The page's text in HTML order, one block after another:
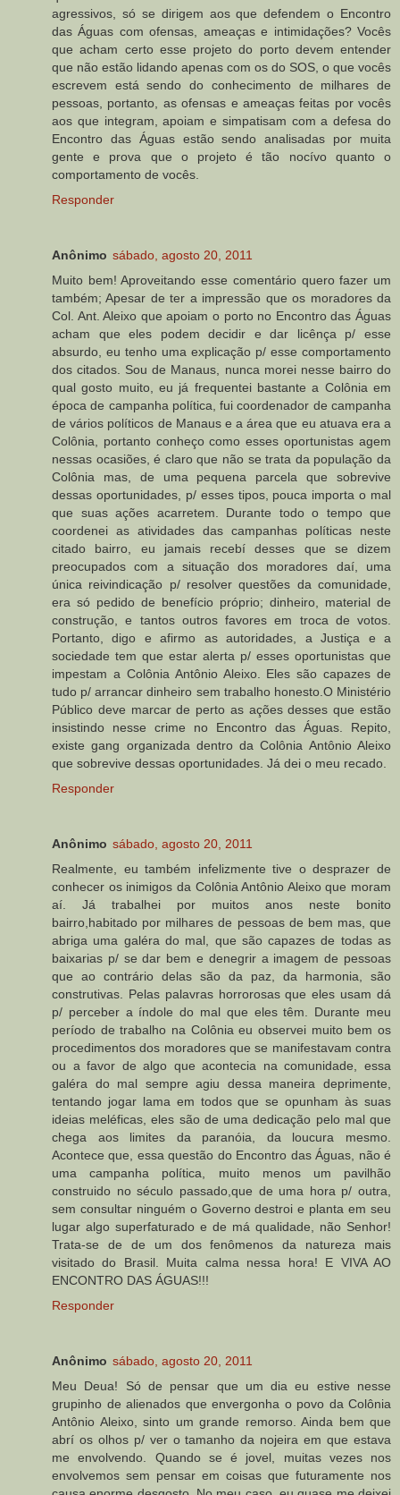
agressivos, só se dirigem aos que defendem o Encontro
das Águas com ofensas, ameaças e intimidações? Vocês
que acham certo esse projeto do porto devem entender
que não estão lidando apenas com os do SOS, o que vocês
escrevem está sendo do conhecimento de milhares de
pessoas, portanto, as ofensas e ameaças feitas por vocês
aos que integram, apoiam e simpatisam com a defesa do
Encontro das Águas estão sendo analisadas por muita
gente e prova que o projeto é tão nocívo quanto o
comportamento de vocês.
Responder
Anônimo sábado, agosto 20, 2011
Muito bem! Aproveitando esse comentário quero fazer um
também; Apesar de ter a impressão que os moradores da
Col. Ant. Aleixo que apoiam o porto no Encontro das Águas
acham que eles podem decidir e dar licênça p/ esse
absurdo, eu tenho uma explicação p/ esse comportamento
dos citados. Sou de Manaus, nunca morei nesse bairro do
qual gosto muito, eu já frequentei bastante a Colônia em
época de campanha política, fui coordenador de campanha
de vários políticos de Manaus e a área que eu atuava era a
Colônia, portanto conheço como esses oportunistas agem
nessas ocasiões, é claro que não se trata da população da
Colônia mas, de uma pequena parcela que sobrevive
dessas oportunidades, p/ esses tipos, pouca importa o mal
que suas ações acarretem. Durante todo o tempo que
coordenei as atividades das campanhas políticas neste
citado bairro, eu jamais recebí desses que se dizem
preocupados com a situação dos moradores daí, uma
única reivindicação p/ resolver questões da comunidade,
era só pedido de benefício próprio; dinheiro, material de
construção, e tantos outros favores em troca de votos.
Portanto, digo e afirmo as autoridades, a Justiça e a
sociedade tem que estar alerta p/ esses oportunistas que
impestam a Colônia Antônio Aleixo. Eles são capazes de
tudo p/ arrancar dinheiro sem trabalho honesto.O Ministério
Público deve marcar de perto as ações desses que estão
insistindo nesse crime no Encontro das Águas. Repito,
existe gang organizada dentro da Colônia Antônio Aleixo
que sobrevive dessas oportunidades. Já dei o meu recado.
Responder
Anônimo sábado, agosto 20, 2011
Realmente, eu também infelizmente tive o desprazer de
conhecer os inimigos da Colônia Antônio Aleixo que moram
aí. Já trabalhei por muitos anos neste bonito
bairro,habitado por milhares de pessoas de bem mas, que
abriga uma galéra do mal, que são capazes de todas as
baixarias p/ se dar bem e denegrir a imagem de pessoas
que ao contrário delas são da paz, da harmonia, são
construtivas. Pelas palavras horrorosas que eles usam dá
p/ perceber a índole do mal que eles têm. Durante meu
período de trabalho na Colônia eu observei muito bem os
procedimentos dos moradores que se manifestavam contra
ou a favor de algo que acontecia na comunidade, essa
galéra do mal sempre agiu dessa maneira deprimente,
tentando jogar lama em todos que se opunham às suas
ideias meléficas, eles são de uma dedicação pelo mal que
chega aos limites da paranóia, da loucura mesmo.
Acontece que, essa questão do Encontro das Águas, não é
uma campanha política, muito menos um pavilhão
construido no século passado,que de uma hora p/ outra,
sem consultar ninguém o Governo destroi e planta em seu
lugar algo superfaturado e de má qualidade, não Senhor!
Trata-se de de um dos fenômenos da natureza mais
visitado do Brasil. Muita calma nessa hora! E VIVA AO
ENCONTRO DAS ÁGUAS!!!
Responder
Anônimo sábado, agosto 20, 2011
Meu Deua! Só de pensar que um dia eu estive nesse
grupinho de alienados que envergonha o povo da Colônia
Antônio Aleixo, sinto um grande remorso. Ainda bem que
abrí os olhos p/ ver o tamanho da nojeira em que estava
me envolvendo. Quando se é jovel, muitas vezes nos
envolvemos sem pensar em coisas que futuramente nos